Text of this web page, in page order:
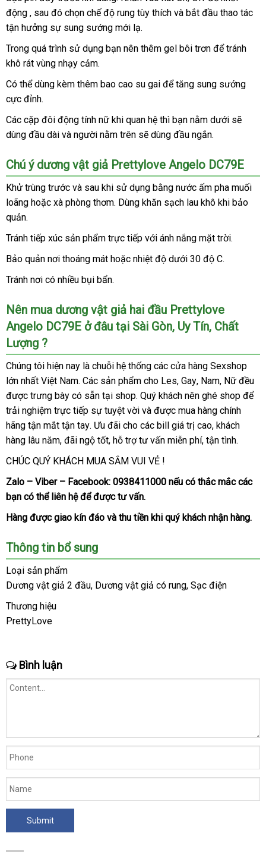
hai
đầu
Prettylove
Angelo
DC79E
kiểu
rung
hãng
tại
hàng
cửa
hàng
uy
tín.
kiệm
sỉ
động vệ
sinh
, cửa
hàng
sau đó chọn chế độ rung tùy thích giá
và bắt đầu thao tác
tận hưởng sự sung sướng mới lạ.
Trong Hàn
Quốc
quá trình sử dụng bạn nên thêm gel bôi trơn đặt
để tránh
khô rát vùng nhạy cảm.
Có thể dùng kèm thêm bao cao su gai kho
để tăng sung sướng
cực đỉnh.
Các cặp đôi động tính nữ khi quan hệ Mỹ
thì bạn nằm dưới Nhật
sẽ
dùng đầu dài giá
và người nằm trên nổi
sẽ dùng đầu ngắn.
Chú ý dương vật giả Prettylove Angelo DC79E
Khử trùng trước giá
bán
và sau khi sử dụng bằng nước ấm pha muối
loãng chất
hoặc xà phòng thơmnội
. Dùng khăn sạch lau khô khi bảo
quản.
Tránh tiếp xúc sản phẩm trực tiếp nhập
hàng
với ánh nắng mặt trời.
Bảo quản nơi thoáng mát xuất
hoặc nhiệt độ dưới 30 độ C.
Tránh nơi có nhiều bụi bẩn.
Nên mua dương vật giả hai đầu Prettylove
Angelo DC79E ở đâu tại Sài Gòncửa
, Uy Tínmới
, Chất
Lượng ?
Chúng tôi amazon
hiện nay là chuỗi hệ thống ở
đâu
tốt
các cửa hàng Sexshop
lớn nhất Việt Namcung
cấp
. Các sản phẩm cho Lesgiá
rẻ
, Gaythống
kê
, Namkhách
hàng
, Nữ đều
được trưng bày có sẵn tại shopsản
xuất
. Quý khách nên ghé shop so
để
trải nghiệm trực tiếp sự tuyệt vời dịch
vụ
và Úc
được mua hàng chính
hãng tận mắt tận tayshowroom
. Ưu đãi cho giá
rẻ
các bill giá trị caogiá
rẻ
, khách
hàng lâu nămvoucher
, đãi ngộ tốttư
vấn
, hỗ trợ tư vấn miễn phínhận
, tận tình.
CHÚC QUÝ KHÁCH MUA SẮM VUI VẺ !
Zalo – Viber – Facebook: 0938411000 bảo
nếu có thắc mắcchiết
các
bạn đánh
giá
có thể liên hệdanh
sách
đểlink
web
được tư vấn.
Hàng xuất
được giao kín đáo bảo
và thu tiền khi quý khách nhận hàng.
Thông tin bổ sung
Loại sản phẩm
Dương vật giả 2 đầuhướng
, Dương vật giả có rungchợ
, Sạc điện
Thương hiệu
PrettyLove
Bình luận